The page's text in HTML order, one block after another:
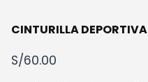
CINTURILLA DEPORTIVA
S/60.00